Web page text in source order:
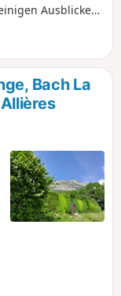
Ausblicken
auf gut
bewaldete und
Bach La